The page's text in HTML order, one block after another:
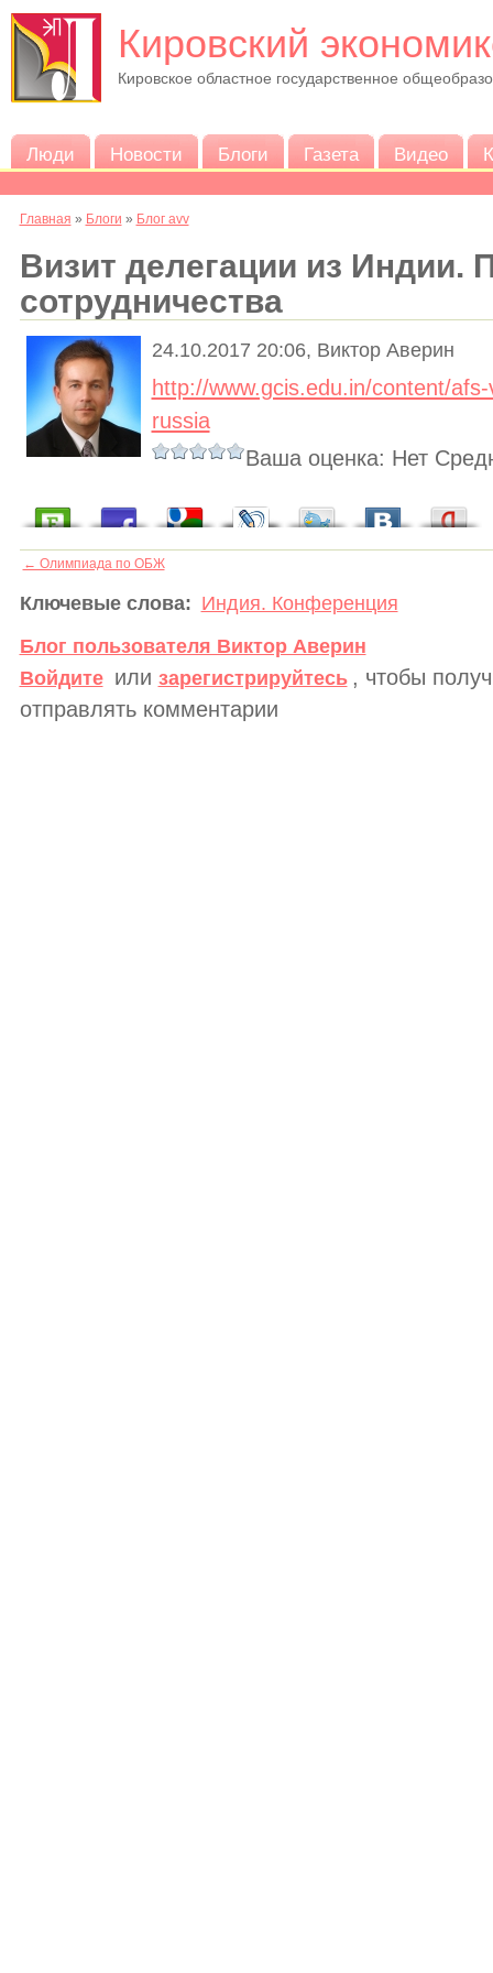
Кировский
Кировское областное государственное
Люди Новости Блоги Газета Видео
Главная » Блоги » Блог avv
Визит делегации из Индии.
сотрудничества
24.10.2017 20:06, Виктор Аверин
http://www.gcis.edu.in/content/
russia
Ваша оценка: Нет
← Олимпиада по ОБЖ
Ключевые слова: Индия. Конференция
Блог пользователя Виктор Аверин
Войдите или зарегистрируйтесь , чтобы
отправлять комментарии